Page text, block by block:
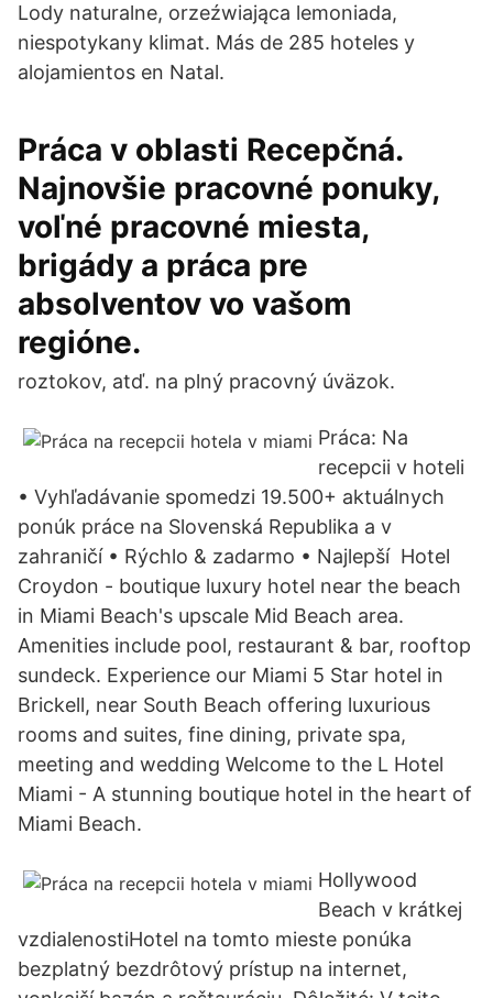
Lody naturalne, orzeźwiająca lemoniada,
niespotykany klimat. Más de 285 hoteles y
alojamientos en Natal.
Práca v oblasti Recepčná.
Najnovšie pracovné ponuky,
voľné pracovné miesta,
brigády a práca pre
absolventov vo vašom
regióne.
roztokov, atď. na plný pracovný úväzok.
Práca: Na
recepcii v hoteli
• Vyhľadávanie spomedzi 19.500+ aktuálnych
ponúk práce na Slovenská Republika a v
zahraničí • Rýchlo & zadarmo • Najlepší Hotel
Croydon - boutique luxury hotel near the beach
in Miami Beach's upscale Mid Beach area.
Amenities include pool, restaurant & bar, rooftop
sundeck. Experience our Miami 5 Star hotel in
Brickell, near South Beach offering luxurious
rooms and suites, fine dining, private spa,
meeting and wedding Welcome to the L Hotel
Miami - A stunning boutique hotel in the heart of
Miami Beach.
Hollywood
Beach v krátkej
vzdialenostiHotel na tomto mieste ponúka
bezplatný bezdrôtový prístup na internet,